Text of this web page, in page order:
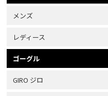
メンズ
レディース
ゴーグル
GIRO ジロ